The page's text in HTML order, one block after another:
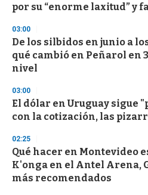
por su “enorme laxitud” y
03:00
De los silbidos en junio a
qué cambió en Peñarol en
nivel
03:00
El dólar en Uruguay sigue
con la cotización, las
02:25
Qué hacer en Montevideo
K'onga en el Antel Arena,
más recomendados